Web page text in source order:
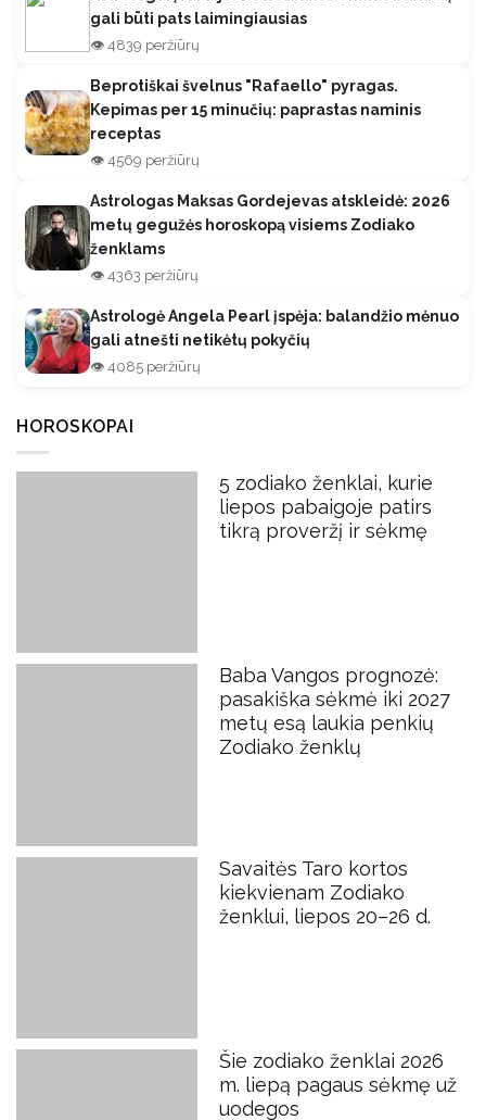
gali būti pats laimingiausias
👁️ 4839 peržiūrų
Beprotiškai švelnus "Rafaello" pyragas.
Kepimas per 15 minučių: paprastas naminis
receptas
👁️ 4569 peržiūrų
Astrologas Maksas Gordejevas atskleidė: 2026
metų gegužės horoskopą visiems Zodiako
ženklams
👁️ 4363 peržiūrų
Astrologė Angela Pearl įspėja: balandžio mėnuo
gali atnešti netikėtų pokyčių
👁️ 4085 peržiūrų
HOROSKOPAI
5 zodiako ženklai, kurie
liepos pabaigoje patirs
tikrą proveržį ir sėkmę
Baba Vangos prognozė:
pasakiška sėkmė iki 2027
metų esą laukia penkių
Zodiako ženklų
Savaitės Taro kortos
kiekvienam Zodiako
ženklui, liepos 20–26 d.
Šie zodiako ženklai 2026
m. liepą pagaus sėkmę už
uodegos